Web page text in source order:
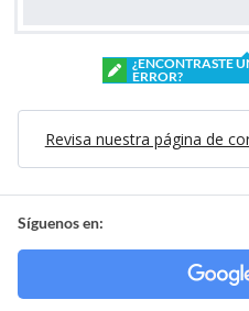
¿ENCONTRASTE
ERROR?
Revisa nuestra página de
Síguenos en: